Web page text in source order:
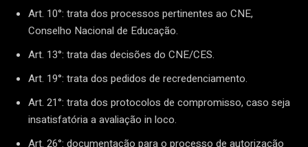
Art. 10°: trata dos processos pertinentes ao CNE,
Conselho Nacional de Educação.
Art. 13°: trata das decisões do CNE/CES.
Art. 19°: trata dos pedidos de recredenciamento.
Art. 21°: trata dos protocolos de compromisso, caso seja
insatisfatória a avaliação in loco.
Art. 26°: documentação para o processo de autorização